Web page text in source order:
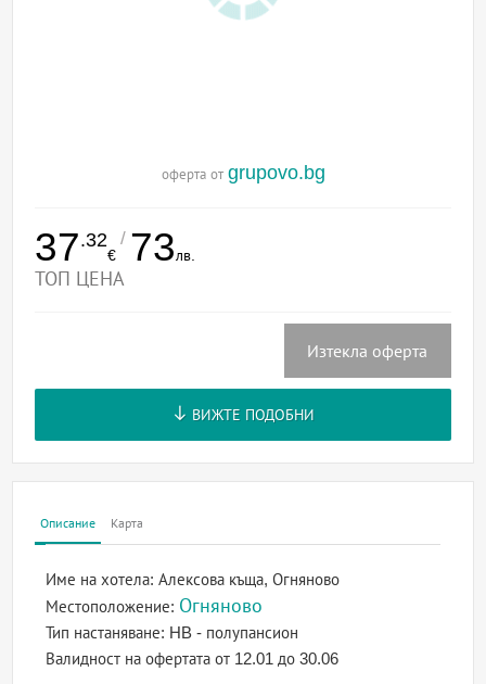
оферта от grupovo.bg
37.32
€
/ 73лв.
ТОП ЦЕНА
Изтекла оферта
ВИЖТЕ ПОДОБНИ
Описание Карта
Име на хотела:Алексова къща, Огняново
Местоположение: Огняново
Тип настаняване: HB - полупансион
Валидност на офертатаот 12.01 до 30.06